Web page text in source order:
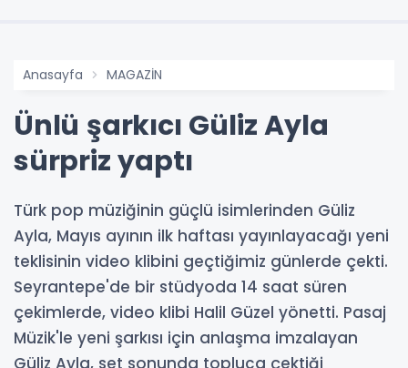
Anasayfa MAGAZİN
Ünlü şarkıcı Güliz Ayla
sürpriz yaptı
Türk pop müziğinin güçlü isimlerinden Güliz
Ayla, Mayıs ayının ilk haftası yayınlayacağı yeni
teklisinin video klibini geçtiğimiz günlerde çekti.
Seyrantepe'de bir stüdyoda 14 saat süren
çekimlerde, video klibi Halil Güzel yönetti. Pasaj
Müzik'le yeni şarkısı için anlaşma imzalayan
Güliz Ayla, set sonunda topluca çektiği